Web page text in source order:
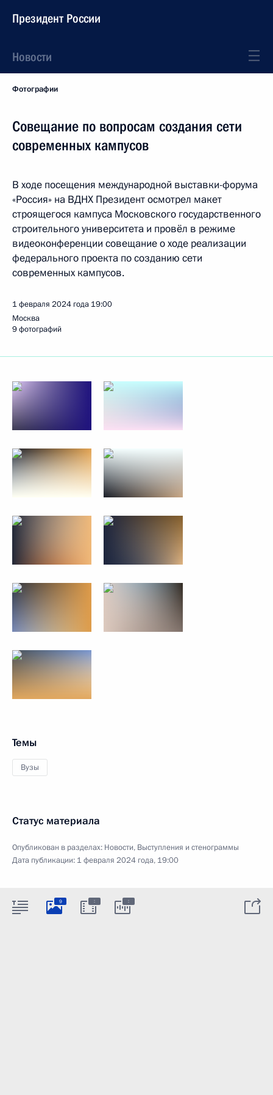
Президент России
Новости
Фотографии
Совещание по вопросам создания сети
современных кампусов
В ходе посещения международной выставки-форума
«Россия» на ВДНХ Президент осмотрел макет
строящегося кампуса Московского государственного
строительного университета и провёл в режиме
видеоконференции совещание о ходе реализации
федерального проекта по созданию сети
современных кампусов.
1 февраля 2024 года 19:00
Москва
9 фотографий
Темы
Вузы
Статус материала
Опубликован в разделах: Новости, Выступления и стенограммы
Дата публикации: 1 февраля 2024 года, 19:00
9 : :